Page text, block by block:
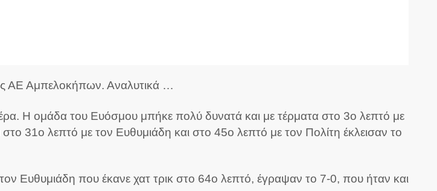
ΑΕ Αμπελοκήπων. Αναλυτικά …
Η ομάδα του Ευόσμου μπήκε πολύ δυνατά και με τέρματα στο 3ο λεπτό με
31ο λεπτό με τον Ευθυμιάδη και στο 45ο λεπτό με τον Πολίτη έκλεισαν το
Ευθυμιάδη που έκανε χατ τρικ στο 64ο λεπτό, έγραψαν το 7-0, που ήταν και